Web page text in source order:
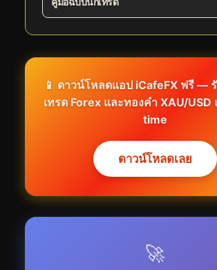
📱 ดาวน์โหลดแอป iCafeFX ฟรี
เทรด Forex และทองคำ XAU/USD
time
ดาวน์โหลดเลย
🚀